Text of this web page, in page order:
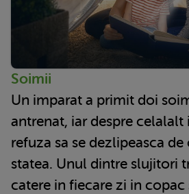
Soimii
Un imparat a primit doi
antrenat, iar despre celalalt
refuza sa se dezlipeasca
statea. Unul dintre slujitori
catere in fiecare zi in copac